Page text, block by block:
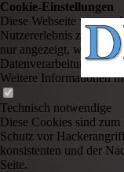
Cookie-Einstellungen
Diese Webseite
Nutzererlebnis zu
nur angezeigt, wenn
Datenverarbeitung
Weitere Informationen
Technisch notwendige
Diese Cookies sind
Schutz vor
konsistenten und der
Seite.